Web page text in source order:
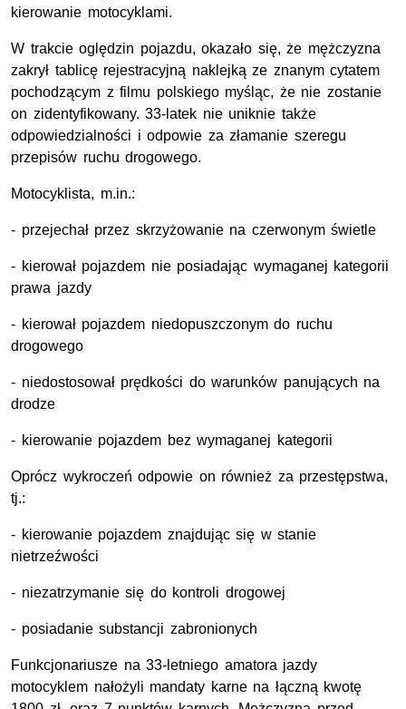
kierowanie motocyklami.
W trakcie oględzin pojazdu, okazało się, że mężczyzna
zakrył tablicę rejestracyjną naklejką ze znanym cytatem
pochodzącym z filmu polskiego myśląc, że nie zostanie
on zidentyfikowany. 33-latek nie uniknie także
odpowiedzialności i odpowie za złamanie szeregu
przepisów ruchu drogowego.
Motocyklista, m.in.:
- przejechał przez skrzyżowanie na czerwonym świetle
- kierował pojazdem nie posiadając wymaganej kategorii
prawa jazdy
- kierował pojazdem niedopuszczonym do ruchu
drogowego
- niedostosował prędkości do warunków panujących na
drodze
- kierowanie pojazdem bez wymaganej kategorii
Oprócz wykroczeń odpowie on również za przestępstwa,
tj.:
- kierowanie pojazdem znajdując się w stanie
nietrzeźwości
- niezatrzymanie się do kontroli drogowej
- posiadanie substancji zabronionych
Funkcjonariusze na 33-letniego amatora jazdy
motocyklem nałożyli mandaty karne na łączną kwotę